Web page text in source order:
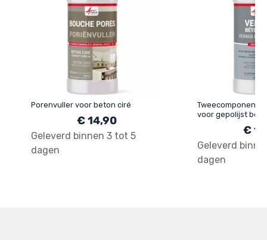
Porenvuller voor beton ciré
€ 14,90
Geleverd binnen 3 tot 5
dagen
voor gepolijst
WEERSTAND -€
Geleverd
dagen